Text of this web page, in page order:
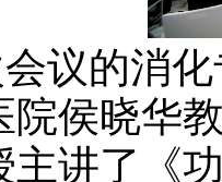
议的消
院侯晓华
主讲了
《